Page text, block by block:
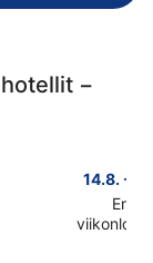
−
14.8. -
Ensi